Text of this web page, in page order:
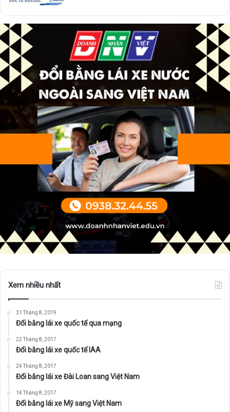
Xem nhiều nhất
31 Tháng 8, 2019
Đổi bằng lái xe quốc tế qua mạng
22 Tháng 8, 2017
Đổi bằng lái xe quốc tế IAA
24 Tháng 8, 2017
Đổi bằng lái xe Đài Loan sang Việt Nam
14 Tháng 8, 2017
Đổi bằng lái xe Mỹ sang Việt Nam